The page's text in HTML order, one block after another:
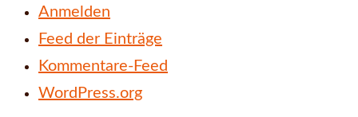
Anmelden
Feed der Einträge
Kommentare-Feed
WordPress.org